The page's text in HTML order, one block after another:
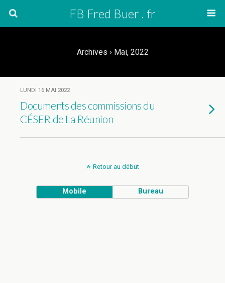
FB Fred Buer . fr
Archives › Mai, 2022
LUNDI 16 MAI 2022
Documents des commissions du
CÉSER de La Réunion
Retour au début
Mobile Bureau